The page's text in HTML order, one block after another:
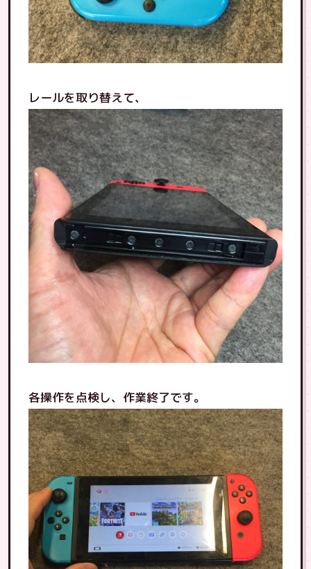
レールを取り替えて、
各操作を点検し、作業終了です。